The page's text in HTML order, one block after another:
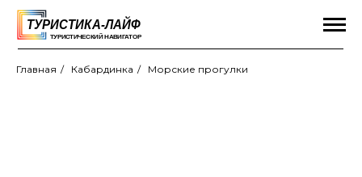
Главная / Кабардинка / Морские прогулки